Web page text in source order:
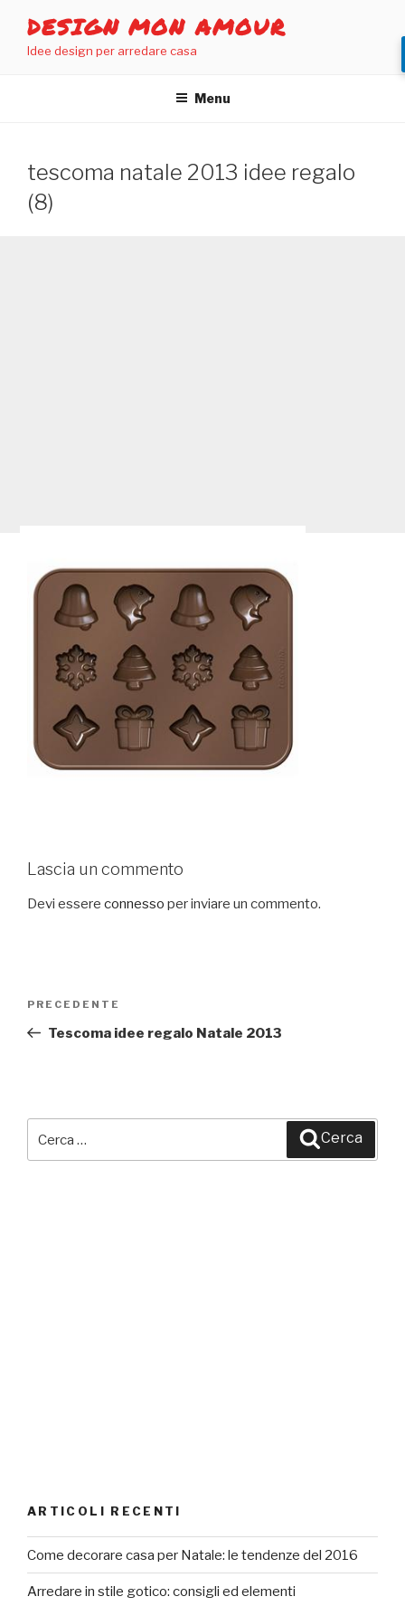
contenuto
DESIGN MON AMOUR
Idee design per arredare casa
Menu
tescoma natale 2013 idee regalo
(8)
Lascia un commento
Devi essere connesso per inviare un commento.
Articolo
precedente:
PRECEDENTE
Tescoma idee regalo Natale 2013
Cerca
ARTICOLI RECENTI
Come decorare casa per Natale: le tendenze del 2016
Arredare in stile gotico: consigli ed elementi